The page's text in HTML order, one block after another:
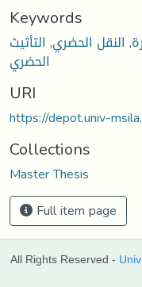
Keywords
, النقل الحضري, التأثيث
الحضري
URI
https://depot.univ-
Collections
Master Thesis
Full item page
All Rights Reserved -